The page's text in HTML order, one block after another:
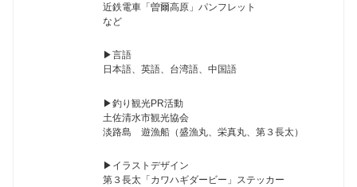
近鉄電車「曽爾高原」パンフレット
など
▶︎言語
日本語、英語、台湾語、中国語
▶︎釣り観光PR活動
土佐清水市観光協会
淡路島 遊漁船（盛漁丸、栄真丸、第３長太）
▶︎イラストデザイン
第３長太「カワハギダービー」ステッカー